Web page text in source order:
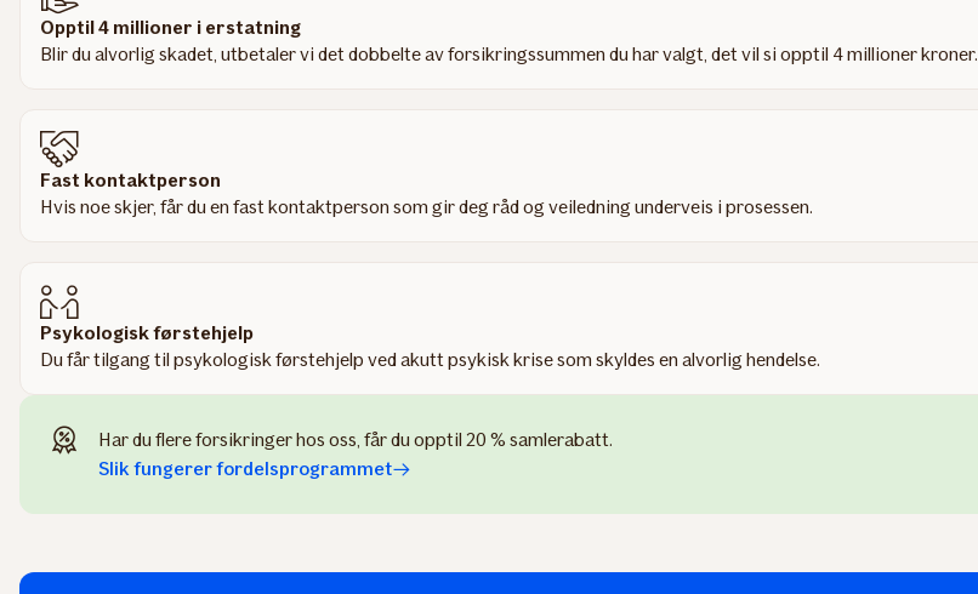
Opptil 4 millioner i erstatning
Blir du alvorlig skadet, utbetaler vi det dobbelte av forsikringssummen du har valgt, det vil si opptil 4 millioner kroner.
Fast kontaktperson
Hvis noe skjer, får du en fast kontaktperson som gir deg råd og veiledning underveis i prosessen.​
Psykologisk førstehjelp
Du får tilgang til psykologisk førstehjelp ved akutt psykisk krise som skyldes en alvorlig hendelse.
Har du flere forsikringer hos oss, får du opptil 20 % samlerabatt.
Slik fungerer fordelsprogrammet